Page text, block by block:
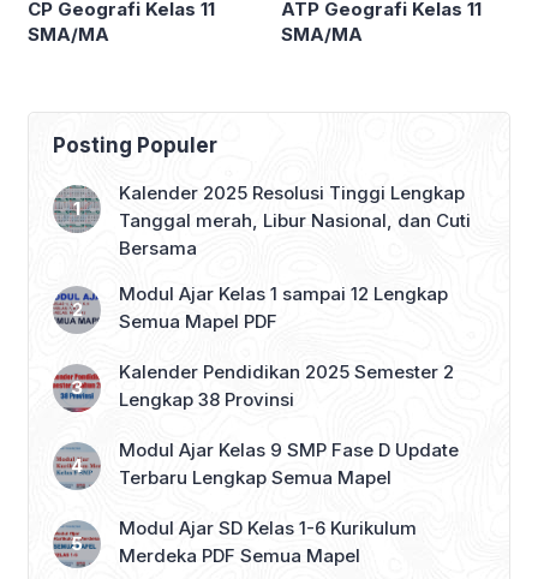
CP Geografi Kelas 11
SMA/MA
ATP Geografi Kelas 11
SMA/MA
Posting Populer
Kalender 2025 Resolusi Tinggi Lengkap
Tanggal merah, Libur Nasional, dan Cuti
Bersama
Modul Ajar Kelas 1 sampai 12 Lengkap
Semua Mapel PDF
Kalender Pendidikan 2025 Semester 2
Lengkap 38 Provinsi
Modul Ajar Kelas 9 SMP Fase D Update
Terbaru Lengkap Semua Mapel
Modul Ajar SD Kelas 1-6 Kurikulum
Merdeka PDF Semua Mapel